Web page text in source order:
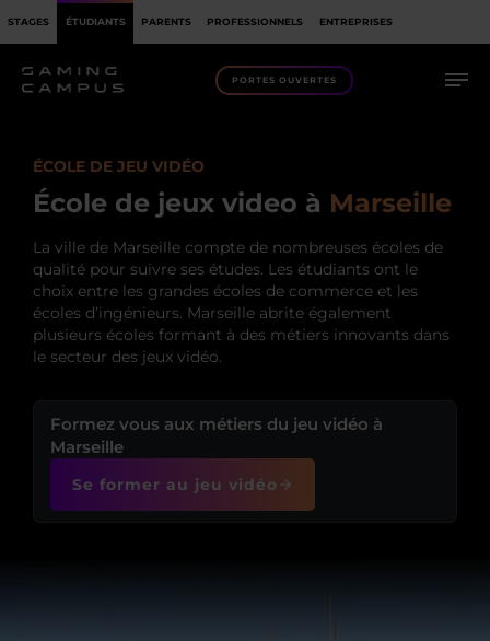
STAGES ÉTUDIANTS PARENTS PROFESSIONNELS ENTREPRISES
PORTES OUVERTES
ÉCOLE DE JEU VIDÉO
École de jeux video à Marseille
La ville de Marseille compte de nombreuses écoles de
qualité pour suivre ses études. Les étudiants ont le
choix entre les grandes écoles de commerce et les
écoles d’ingénieurs. Marseille abrite également
plusieurs écoles formant à des métiers innovants dans
le secteur des jeux vidéo.
Formez vous aux métiers du jeu vidéo à
Marseille
Se former au jeu vidéo
LE MARCHÉ DES JEUX VIDÉO EN FRANCE
POURQUOI SUIVRE SES ÉTUDES À MARSEILLE ?